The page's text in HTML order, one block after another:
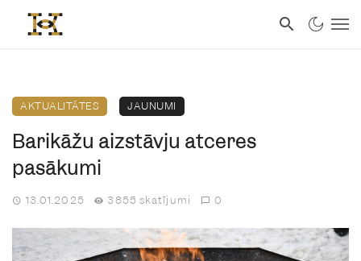
AKTUALITĀTES JAUNUMI
Barikāžu aizstāvju atceres
pasākumi
13.01.2025 3855 skatījumi 0